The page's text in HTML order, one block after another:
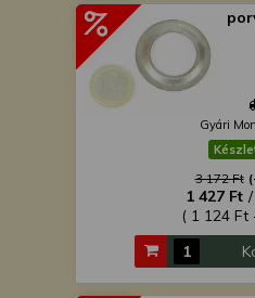
Gyári
3 172 Ft
1 427 Ft
( 1 124 Ft